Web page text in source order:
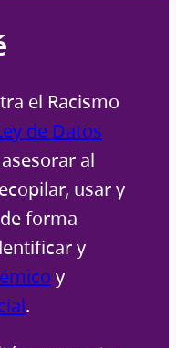
el Racismo
de Datos
al
usar y
forma
y
y
.